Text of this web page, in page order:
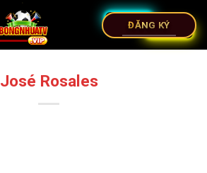
ĐĂNG KÝ
José Rosales